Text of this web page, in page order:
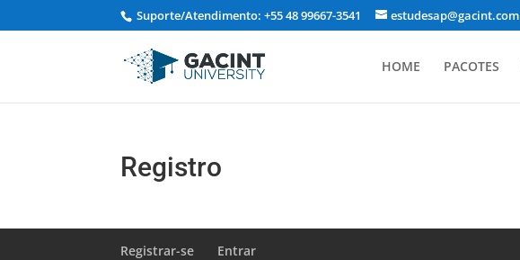
Suporte/Atendimento: +55 48 99667-3541 estudesap@gacint.com
HOME PACOTES
Registro
Registrar-se Entrar